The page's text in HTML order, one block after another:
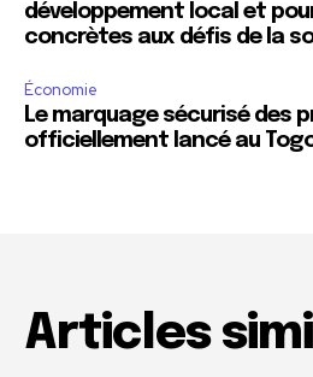
développement local et
concrètes aux défis de la
Économie
Le marquage sécurisé des
officiellement lancé au
Articles